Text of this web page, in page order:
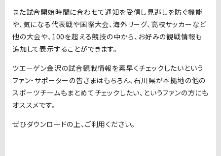
また試合開始時間に合わせて通知を受信し見逃しを防ぐ機能
や、気になる代表戦や国際大会、海外リーグ、高校サッカーなど
他の大会や、100を超える競技の中から、お好みの観戦情報も
追加して表示することができます。
ツエーゲン金沢の試合観戦情報を素早くチェックしたいという
ファン・サポーターの皆さまはもちろん、石川県が本拠地の他の
スポーツチームもまとめてチェックしたい、というファンの方にも
オススメです。
ぜひダウンロードの上、ご利用ください。